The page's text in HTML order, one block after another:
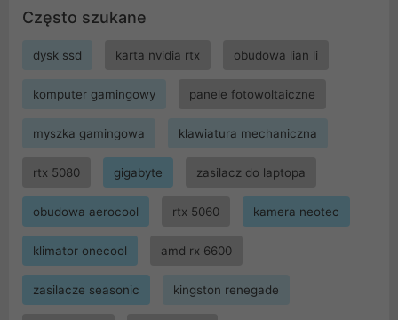
Często szukane
dysk ssd karta nvidia rtx obudowa lian li
komputer gamingowy panele fotowoltaiczne
myszka gamingowa klawiatura mechaniczna
rtx 5080 gigabyte zasilacz do laptopa
obudowa aerocool rtx 5060 kamera neotec
klimator onecool amd rx 6600
zasilacze seasonic kingston renegade